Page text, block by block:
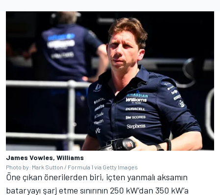
James Vowles, Williams
Photo by: Mark Sutton / Formula 1 via Getty Images
Öne çıkan önerilerden biri, içten yanmalı aksamın
bataryayı şarj etme sınırının 250 kW’dan 350 kW’a